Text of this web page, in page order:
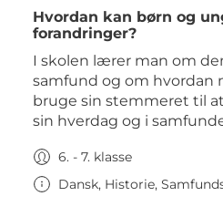
Hvordan kan børn og
forandringer?
I skolen lærer man om
samfund og om hvordan
bruge sin stemmeret til
sin hverdag og i
6. - 7. klasse
Dansk, Historie,